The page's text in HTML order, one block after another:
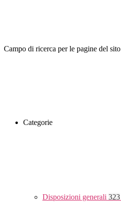
Campo di ricerca per le pagine del sito
Categorie
Disposizioni generali 323